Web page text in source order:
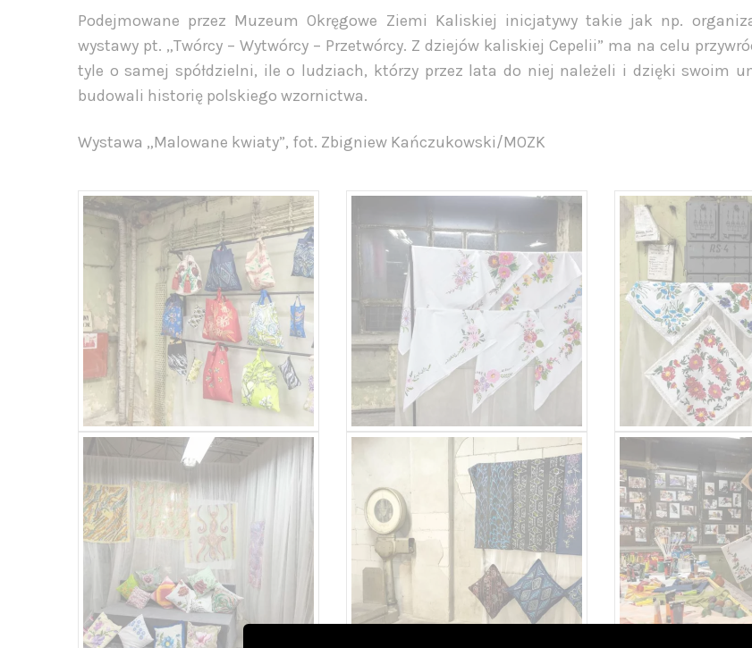
Podejmowane przez Muzeum Okręgowe Ziemi Kaliskiej inicjatywy takie jak np.
wystawy pt. „Twórcy – Wytwórcy – Przetwórcy. Z dziejów kaliskiej Cepelii” ma na celu
tyle o samej spółdzielni, ile o ludziach, którzy przez lata do niej należeli i dzięki swoim
budowali historię polskiego wzornictwa.
Wystawa „Malowane kwiaty”, fot. Zbigniew Kańczukowski/MOZK